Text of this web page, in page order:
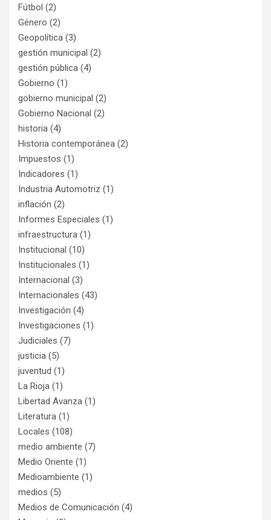
Fútbol (2)
Género (2)
Geopolítica (3)
gestión municipal (2)
gestión pública (4)
Gobierno (1)
gobierno municipal (2)
Gobierno Nacional (2)
historia (4)
Historia contemporánea (2)
Impuestos (1)
Indicadores (1)
Industria Automotriz (1)
inflación (2)
Informes Especiales (1)
infraestructura (1)
Institucional (10)
Institucionales (1)
Internacional (3)
Internacionales (43)
Investigación (4)
Investigaciones (1)
Judiciales (7)
justicia (5)
juventud (1)
La Rioja (1)
Libertad Avanza (1)
Literatura (1)
Locales (108)
medio ambiente (7)
Medio Oriente (1)
Medioambiente (1)
medios (5)
Medios de Comunicación (4)